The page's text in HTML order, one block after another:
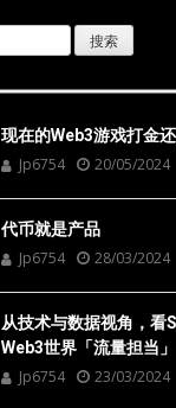
现在的Web3游戏打金
Jp6754 20/05/2024
代币就是产品
Jp6754 28/03/2024
从技术与数据视角，看
Web3世界「流量担当」
Jp6754 23/03/2024